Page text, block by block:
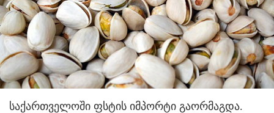
საქართველოში ფსტის იმპორტი გაორმაგდა.